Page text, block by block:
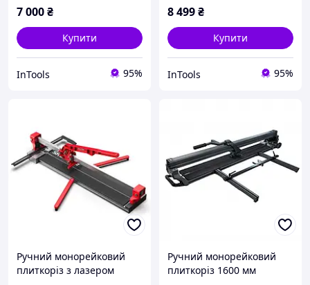
7 000₴
Купити
InTools 95%
8 499₴
Купити
InTools 95%
Ручний монорейковий
плиткоріз з лазером
Ручний монорейковий
плиткоріз 1600 мм